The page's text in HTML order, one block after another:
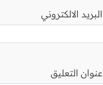
البريد الالكتروني
عنوان التعليق